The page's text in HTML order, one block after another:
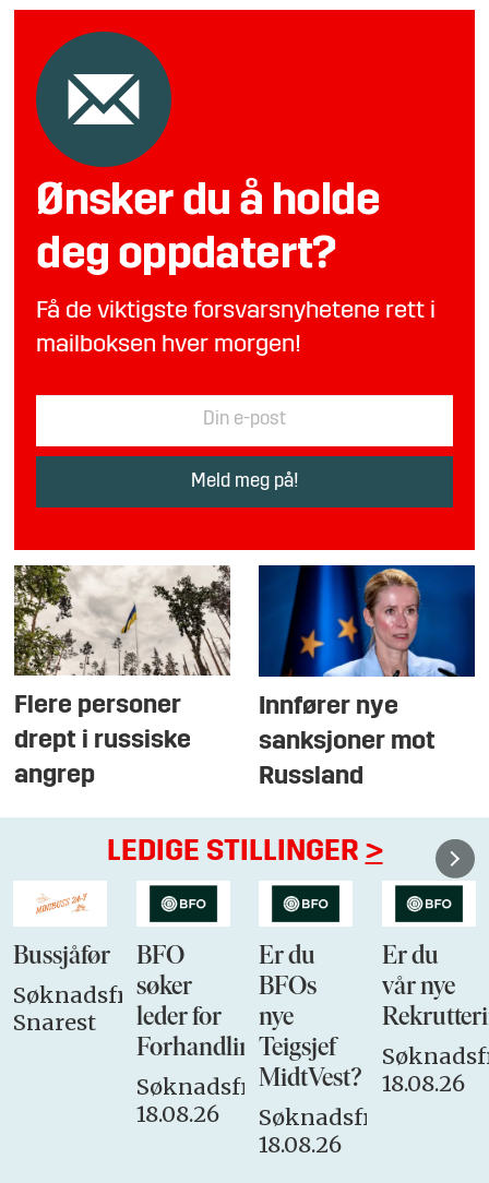
Ønsker du å holde
deg oppdatert?
Få de viktigste forsvarsnyhetene rett i
mailboksen hver morgen!
Flere personer
drept i russiske
angrep
Innfører nye
sanksjoner mot
Russland
LEDIGE STILLINGER >
Bussjåfør
Søknadsfrist:
Snarest
BFO
søker
leder for
Forhandlingsutvalget
Søknadsfrist:
18.08.26
Er du
BFOs
nye
Teigsjef
MidtVest?
Søknadsfrist:
18.08.26
Er du
vår nye
18.08.26